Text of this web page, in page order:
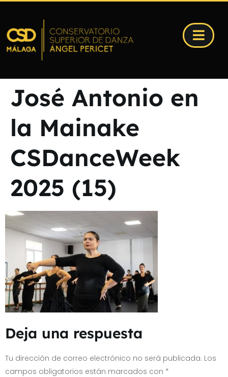
José Antonio en
la Mainake
CSDanceWeek
2025 (15)
Deja una respuesta
Tu dirección de correo electrónico no será publicada. Los
campos obligatorios están marcados con *